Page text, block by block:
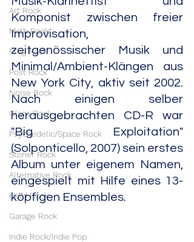
Art Rock
Math Rock
Prog Rock
Post Rock
Noise Rock
Glam Rock
Psychedelic/Space Rock
Stoner Rock
Alternative Rock
Hard Rock
Garage Rock
Indie Rock/Indie Pop
Komponist zwischen freier
Improvisation,
zeitgenössischer Musik und
Minimal/Ambient-Klängen aus
New York City, aktiv seit 2002.
Nach einigen selber
herausgebrachten CD-R war
"Big Exploitation"
(Solponticello, 2007) sein erstes
Album unter eigenem Namen,
eingespielt mit Hilfe eines 13-
köpfigen Ensembles.